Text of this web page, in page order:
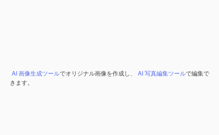
AI 画像生成ツールでオリジナル画像を作成し、 AI 写真編集ツールで編集で
きます。